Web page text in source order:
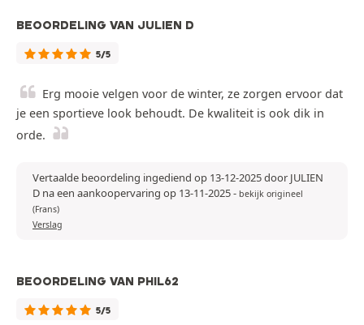
BEOORDELING VAN JULIEN D
5/5
Erg mooie velgen voor de winter, ze zorgen ervoor dat
je een sportieve look behoudt. De kwaliteit is ook dik in
orde.
Vertaalde beoordeling ingediend op 13-12-2025 door JULIEN
D na een aankoopervaring op 13-11-2025- bekijk origineel
(Frans)
Verslag
BEOORDELING VAN PHIL62
5/5